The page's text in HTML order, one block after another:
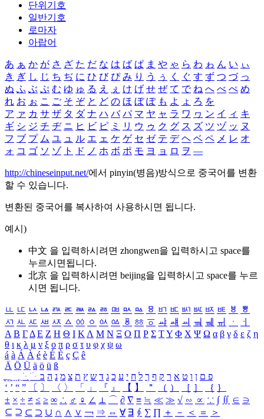
단위기호
일반기호
로마자
아랍어
あ ぁ か が さ ざ た だ な は ば ぱ ま や ゃ ら わ ゎ ん い ぃ
き ぎ し じ ち ぢ に ひ び ぴ み り う ぅ く ぐ す ず つ づ っ
ぬ ふ ぶ ぷ む ゆ ゅ る え ぇ け げ せ ぜ て で ね へ べ ぺ め
れ お ぉ こ ご そ ぞ と ど の ほ ぼ ぽ も よ ょ ろ を
ア ァ カ サ ザ タ ダ ナ ハ バ パ マ ヤ ャ ラ ワ ヮ ン イ ィ キ
ギ シ ジ チ ヂ ニ ヒ ビ ピ ミ リ ウ ゥ ク グ ス ズ ツ ヅ ッ ヌ
フ ブ プ ム ユ ュ ル エ ェ ケ ゲ セ ゼ テ デ ヘ ベ ペ メ レ オ
ォ コ ゴ ソ ゾ ト ド ノ ホ ボ ポ モ ヨ ョ ロ ヲ ―
http://chineseinput.net/에서 pinyin(병음)방식으로 중국어를 변환
할 수 있습니다.
변환된 중국어를 복사하여 사용하시면 됩니다.
예시)
中文 을 입력하시려면 zhongwen을 입력하시고 space를
누르시면됩니다.
北京 을 입력하시려면 beijing을 입력하시고 space를 누르
시면 됩니다.
ㅥ ㅦ ㅧ ㅨ ㅩ ㅪ ㅫ ㅬ ㅭ ㅮ ㅯ ㅰ ㅱ ㅲ ㅳ ㅴ ㅵ ㅶ ㅷ ㅸ
ㅹ
ㅺ ㅻ ㅼ ㅽ ㅾ ㅿ ㆀ ㆁ ㆂ ㆃ ㆄ ㆅ ㆆ ㆇ ㆈ ㆉ ㆊ ㆋ ㆌ ㆍ
ㆎ
Α Β ΓΔ Ε Ζ Η Θ Ι ΚΛ Μ Ν Ξ Ο Π Ρ Σ ΤΥ Φ Χ Ψ Ω α β γ δ ε ζ η
θ ι κ λ μ ν ξ ο π ρ σ τ υ φ χ ψ ω
á à Á À é è É È ç Ç ê
Ä Ö Ü ä ö ü ß
ִֶֹ ֻּ ׁׂ פ ם ן ו ט א ר ק ף ך ל ח י ע כ ג ד ש ץ ת צ מ נ ה ב
‘ ’ “ ” 〔 〕 〈 〉 「 」 『 』 【 】 ＂ （ ） ［ ］ ｛ ｝
± × ÷ ≠ ≤ ≥ ∞ ∴ ♂ ♀ ∠ ⊥ ⌒ ∂ ∇ ≡ ≒ ≪ ≫ √ ∽ ∝ ∵ ∫ ∬ ∈ ∋
⊆ ⊇ ⊂ ⊃ ∪ ∩ ∧ ∨ ￢ ⇒ ⇔ ∀ ∃ ∮ ∑ ∏ ＋ － ＜ ＝
＞